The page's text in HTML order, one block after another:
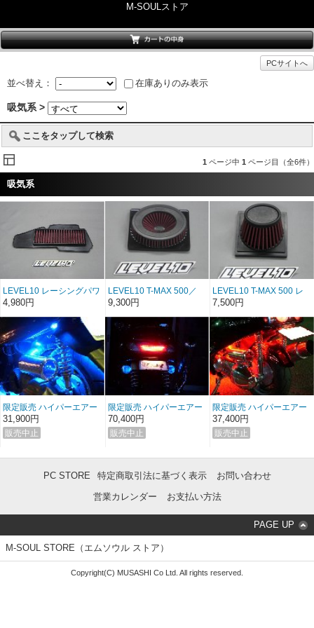
M-SOULストア
PCサイトへ
並べ替え： 在庫ありのみ表示
吸気系 >
ここをタップして検索
1 ページ中 1 ページ目（全6件）
吸気系
LEVEL10 レーシングパワ
ーフィルター PCX125・
MAX／Cygnus-X／シグナ
スX SR ／ BW'S125 ／
XMAX ／ NMAX ／ トリシ
ティー125・155 ／
AEROX(エアロック
ス)155 ／ モンキー125
4,980円
LEVEL10 T-MAX 500／
530 レーシングパワーフ
9,300円
LEVEL10 T-MAX 500 レ
ーシングパワーフィルタ
7,500円
限定販売 ハイパーエアー
チャージャー（LED内
蔵）Majesty C
31,900円
限定販売 ハイパーエアー
チャージャー（LED内
蔵）G-majesty250
70,400円
限定販売 ハイパーエアー
チャージャー（LED内
蔵）MF06 FORZA
37,400円
PC STORE 特定商取引法に基づく表示
お問い合わせ
営業カレンダー
お支払い方法
PAGE UP
M-SOUL STORE（エムソウル ストア）
Copyright(C) MUSASHI Co Ltd. All rights reserved.